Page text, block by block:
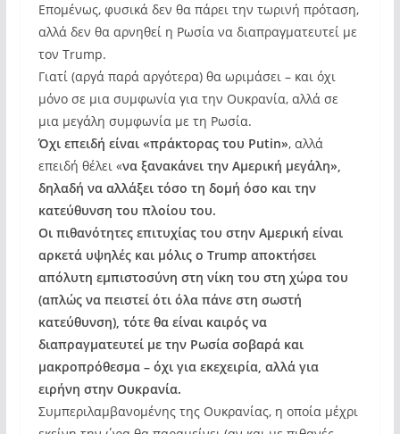
Επομένως, φυσικά δεν θα πάρει την τωρινή πρόταση,
αλλά δεν θα αρνηθεί η Ρωσία να διαπραγματευτεί με
τον Trump.
Γιατί (αργά παρά αργότερα) θα ωριμάσει – και όχι
μόνο σε μια συμφωνία για την Ουκρανία, αλλά σε
μια μεγάλη συμφωνία με τη Ρωσία.
Όχι επειδή είναι «πράκτορας του Putin», αλλά
επειδή θέλει «να ξανακάνει την Αμερική μεγάλη»,
δηλαδή να αλλάξει τόσο τη δομή όσο και την
κατεύθυνση του πλοίου του.
Οι πιθανότητες επιτυχίας του στην Αμερική είναι
αρκετά υψηλές και μόλις ο Trump αποκτήσει
απόλυτη εμπιστοσύνη στη νίκη του στη χώρα του
(απλώς να πειστεί ότι όλα πάνε στη σωστή
κατεύθυνση), τότε θα είναι καιρός να
διαπραγματευτεί με την Ρωσία σοβαρά και
μακροπρόθεσμα – όχι για εκεχειρία, αλλά για
ειρήνη στην Ουκρανία.
Συμπεριλαμβανομένης της Ουκρανίας, η οποία μέχρι